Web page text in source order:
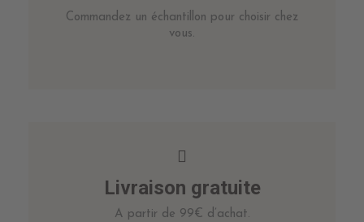
Commandez un échantillon pour choisir chez
vous.
Livraison gratuite
A partir de 99€ d’achat.